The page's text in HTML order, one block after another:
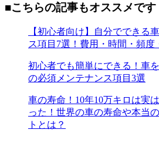
■こちらの記事もオススメです
【初心者向け】自分でできる
ス項目7選！費用・時間・頻度
初心者でも簡単にできる！車
の必須メンテナンス項目3選
車の寿命！10年10万キロは実
った！世界の車の寿命や本当
トとは？